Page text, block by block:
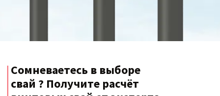
Сомневаетесь в выборе
свай ? Получите расчёт